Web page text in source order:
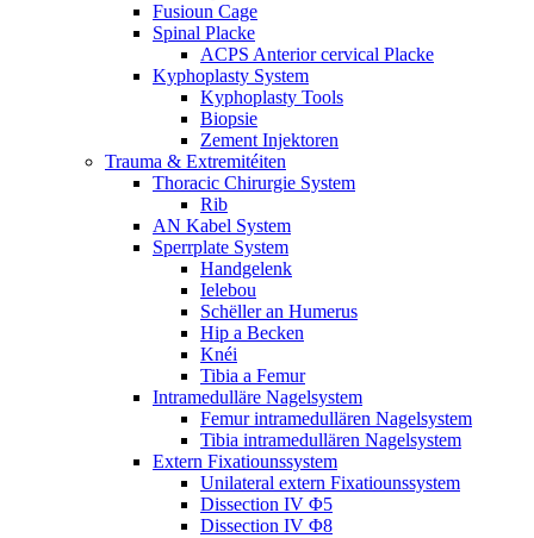
Fusioun Cage
Spinal Placke
ACPS Anterior cervical Placke
Kyphoplasty System
Kyphoplasty Tools
Biopsie
Zement Injektoren
Trauma & Extremitéiten
Thoracic Chirurgie System
Rib
AN Kabel System
Sperrplate System
Handgelenk
Ielebou
Schëller an Humerus
Hip a Becken
Knéi
Tibia a Femur
Intramedulläre Nagelsystem
Femur intramedullären Nagelsystem
Tibia intramedullären Nagelsystem
Extern Fixatiounssystem
Unilateral extern Fixatiounssystem
Dissection IV Φ5
Dissection IV Φ8